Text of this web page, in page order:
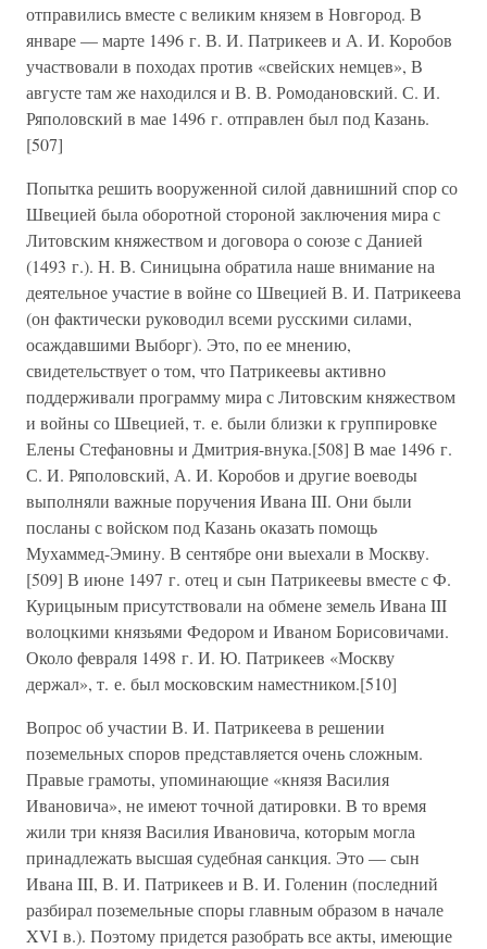
отправились вместе с великим князем в Новгород. В
январе — марте 1496 г. В. И. Патрикеев и А. И. Коробов
участвовали в походах против «свейских немцев», В
августе там же находился и В. В. Ромодановский. С. И.
Ряполовский в мае 1496 г. отправлен был под Казань.
[507]
Попытка решить вооруженной силой давнишний спор со
Швецией была оборотной стороной заключения мира с
Литовским княжеством и договора о союзе с Данией
(1493 г.). Н. В. Синицына обратила наше внимание на
деятельное участие в войне со Швецией В. И. Патрикеева
(он фактически руководил всеми русскими силами,
осаждавшими Выборг). Это, по ее мнению,
свидетельствует о том, что Патрикеевы активно
поддерживали программу мира с Литовским княжеством
и войны со Швецией, т. е. были близки к группировке
Елены Стефановны и Дмитрия-внука.[508] В мае 1496 г.
С. И. Ряполовский, А. И. Коробов и другие воеводы
выполняли важные поручения Ивана III. Они были
посланы с войском под Казань оказать помощь
Мухаммед-Эмину. В сентябре они выехали в Москву.
[509] В июне 1497 г. отец и сын Патрикеевы вместе с Ф.
Курицыным присутствовали на обмене земель Ивана III
волоцкими князьями Федором и Иваном Борисовичами.
Около февраля 1498 г. И. Ю. Патрикеев «Москву
держал», т. е. был московским наместником.[510]
Вопрос об участии В. И. Патрикеева в решении
поземельных споров представляется очень сложным.
Правые грамоты, упоминающие «князя Василия
Ивановича», не имеют точной датировки. В то время
жили три князя Василия Ивановича, которым могла
принадлежать высшая судебная санкция. Это — сын
Ивана III, В. И. Патрикеев и В. И. Голенин (последний
разбирал поземельные споры главным образом в начале
XVI в.). Поэтому придется разобрать все акты, имеющие